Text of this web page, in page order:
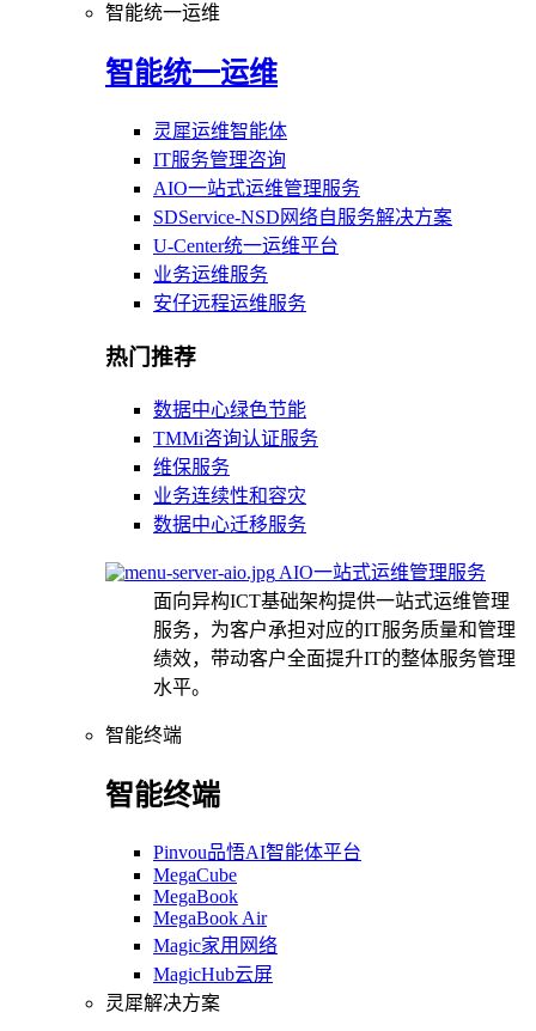
智能统一运维
智能统一运维
灵犀运维智能体
IT服务管理咨询
AIO一站式运维管理服务
SDService-NSD网络自服务解决方案
U-Center统一运维平台
业务运维服务
安仔远程运维服务
热门推荐
数据中心绿色节能
TMMi咨询认证服务
维保服务
业务连续性和容灾
数据中心迁移服务
AIO一站式运维管理服务
面向异构ICT基础架构提供一站式运维管理
服务，为客户承担对应的IT服务质量和管理
绩效，带动客户全面提升IT的整体服务管理
水平。
智能终端
智能终端
Pinvou品悟AI智能体平台
MegaCube
MegaBook
MegaBook Air
Magic家用网络
MagicHub云屏
灵犀解决方案